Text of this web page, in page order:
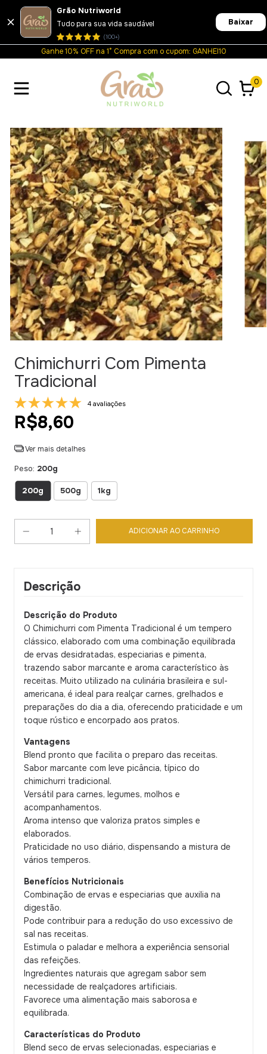
Grão Nutriworld
Tudo para sua vida saudável
(100+)
Baixar
Ganhe 10% OFF na 1° Compra com o cupom: GANHEI10
0
Chimichurri Com Pimenta
Tradicional
4 avaliações
R$8,60
Ver mais detalhes
Peso: 200g
200g 500g 1kg
Descrição
Descrição do Produto
O Chimichurri com Pimenta Tradicional é um tempero
clássico, elaborado com uma combinação equilibrada
de ervas desidratadas, especiarias e pimenta,
trazendo sabor marcante e aroma característico às
receitas. Muito utilizado na culinária brasileira e sul-
americana, é ideal para realçar carnes, grelhados e
preparações do dia a dia, oferecendo praticidade e um
toque rústico e encorpado aos pratos.
Vantagens
Blend pronto que facilita o preparo das receitas.
Sabor marcante com leve picância, típico do
chimichurri tradicional.
Versátil para carnes, legumes, molhos e
acompanhamentos.
Aroma intenso que valoriza pratos simples e
elaborados.
Praticidade no uso diário, dispensando a mistura de
vários temperos.
Benefícios Nutricionais
Combinação de ervas e especiarias que auxilia na
digestão.
Pode contribuir para a redução do uso excessivo de
sal nas receitas.
Estimula o paladar e melhora a experiência sensorial
das refeições.
Ingredientes naturais que agregam sabor sem
necessidade de realçadores artificiais.
Favorece uma alimentação mais saborosa e
equilibrada.
Características do Produto
Blend seco de ervas selecionadas, especiarias e